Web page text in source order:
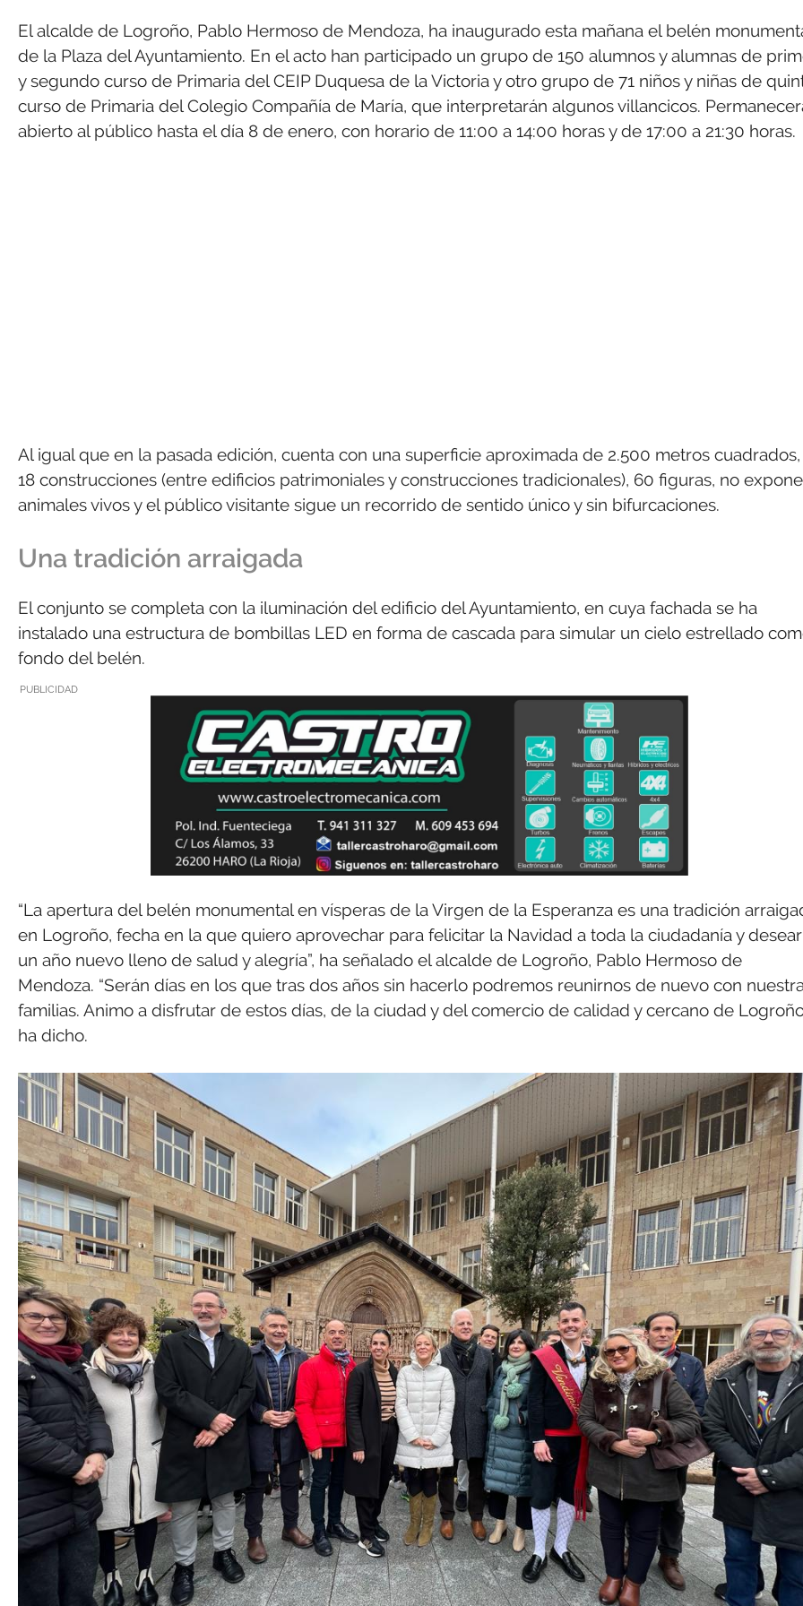
El alcalde de Logroño, Pablo Hermoso de Mendoza, ha inaugurado esta mañana el belén
de la Plaza del Ayuntamiento. En el acto han participado un grupo de 150 alumnos y alumnas de
y segundo curso de Primaria del CEIP Duquesa de la Victoria y otro grupo de 71 niños y niñas de
curso de Primaria del Colegio Compañía de María, que interpretarán algunos villancicos.
abierto al público hasta el día 8 de enero, con horario de 11:00 a 14:00 horas y de 17:00 a 21:30 horas.
Al igual que en la pasada edición, cuenta con una superficie aproximada de 2.500 metros cuadrados,
18 construcciones (entre edificios patrimoniales y construcciones tradicionales), 60 figuras, no expone
animales vivos y el público visitante sigue un recorrido de sentido único y sin bifurcaciones.
Una tradición arraigada
El conjunto se completa con la iluminación del edificio del Ayuntamiento, en cuya fachada se ha
instalado una estructura de bombillas LED en forma de cascada para simular un cielo estrellado
fondo del belén.
PUBLICIDAD
“La apertura del belén monumental en vísperas de la Virgen de la Esperanza es una tradición
en Logroño, fecha en la que quiero aprovechar para felicitar la Navidad a toda la ciudadanía y
un año nuevo lleno de salud y alegría”, ha señalado el alcalde de Logroño, Pablo Hermoso de
Mendoza. “Serán días en los que tras dos años sin hacerlo podremos reunirnos de nuevo con
familias. Animo a disfrutar de estos días, de la ciudad y del comercio de calidad y cercano de
ha dicho.